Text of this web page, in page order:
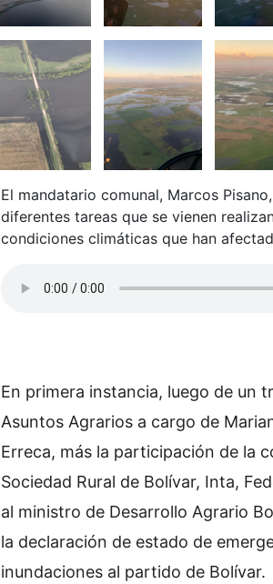
El mandatario comunal, Marcos
diferentes tareas que se vienen
condiciones climáticas que han
En primera instancia, luego de un
Asuntos Agrarios a cargo de
Erreca, más la participación de la
Sociedad Rural de Bolívar, Inta,
al ministro de Desarrollo Agrario
la declaración de estado de
inundaciones al partido de